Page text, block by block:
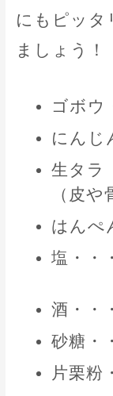
にもピッタ
ましょう！
ゴボウ
にんじ
生タラ
（皮や
はんぺ
塩・・
酒・・
砂糖・
片栗粉